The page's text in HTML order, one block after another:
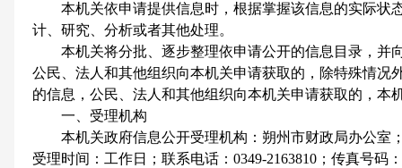
本机关依申请提供信息时，根据掌握该信息的实际状
计、研究、分析或者其他处理。
本机关将分批、逐步整理依申请公开的信息目录，并
公民、法人和其他组织向本机关申请获取的，除特殊情况
的信息，公民、法人和其他组织向本机关申请获取的，本
一、受理机构
本机关政府信息公开受理机构：朔州市财政局办公室
受理时间：工作日；联系电话：0349-2163810；传真号码